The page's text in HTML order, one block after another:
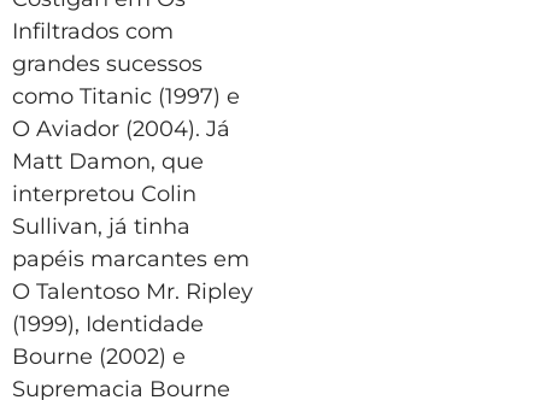
Infiltrados com
grandes sucessos
como Titanic (1997) e
O Aviador (2004). Já
Matt Damon, que
interpretou Colin
Sullivan, já tinha
papéis marcantes em
O Talentoso Mr. Ripley
(1999), Identidade
Bourne (2002) e
Supremacia Bourne